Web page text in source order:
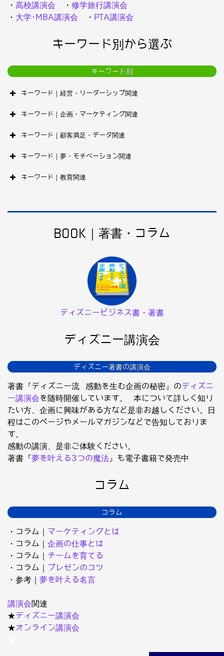
・ 高校講演会 ・ 修学旅行講演会
・ 大学･MBA講演会 ・ PTA講演会
キーワード別から選ぶ
キーワード別
キーワード｜経営・リーダーシップ関連
キーワード｜企画・マーケティング関連
キーワード｜顧客満足・データ関連
キーワード｜夢・モチベーション関連
キーワード｜教育関連
BOOK｜著書・コラム
ディズニービジネス書・著書
ディズニー講演会
ディズニー著書の講演会
著書『ディズニー流 感動を生む企画の秘密』のディズニ
ー講演会を随時開催しています。 本について詳しく知り
たい方、企画に興味がある方など是非お越しください。日
程はこのページやメールマガジンなどで告知しておりま
す。
感動の講演、是非ご体験ください。
著書『夢を叶える3つの魔法』も電子書籍で発売中
コラム
コラム
・コラム｜ マーケティングとは
・コラム｜ 企画の仕事とは
・コラム｜ チームを育てる
・コラム｜ プレゼンのコツ
・参考｜ 夢を叶える名言
講演会関連
★ディズニー講演会
★オンライン講演会